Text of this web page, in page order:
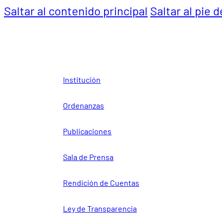
Saltar al contenido principal Saltar al pie
Institución
Ordenanzas
Publicaciones
Sala de Prensa
Rendición de Cuentas
Ley de Transparencia